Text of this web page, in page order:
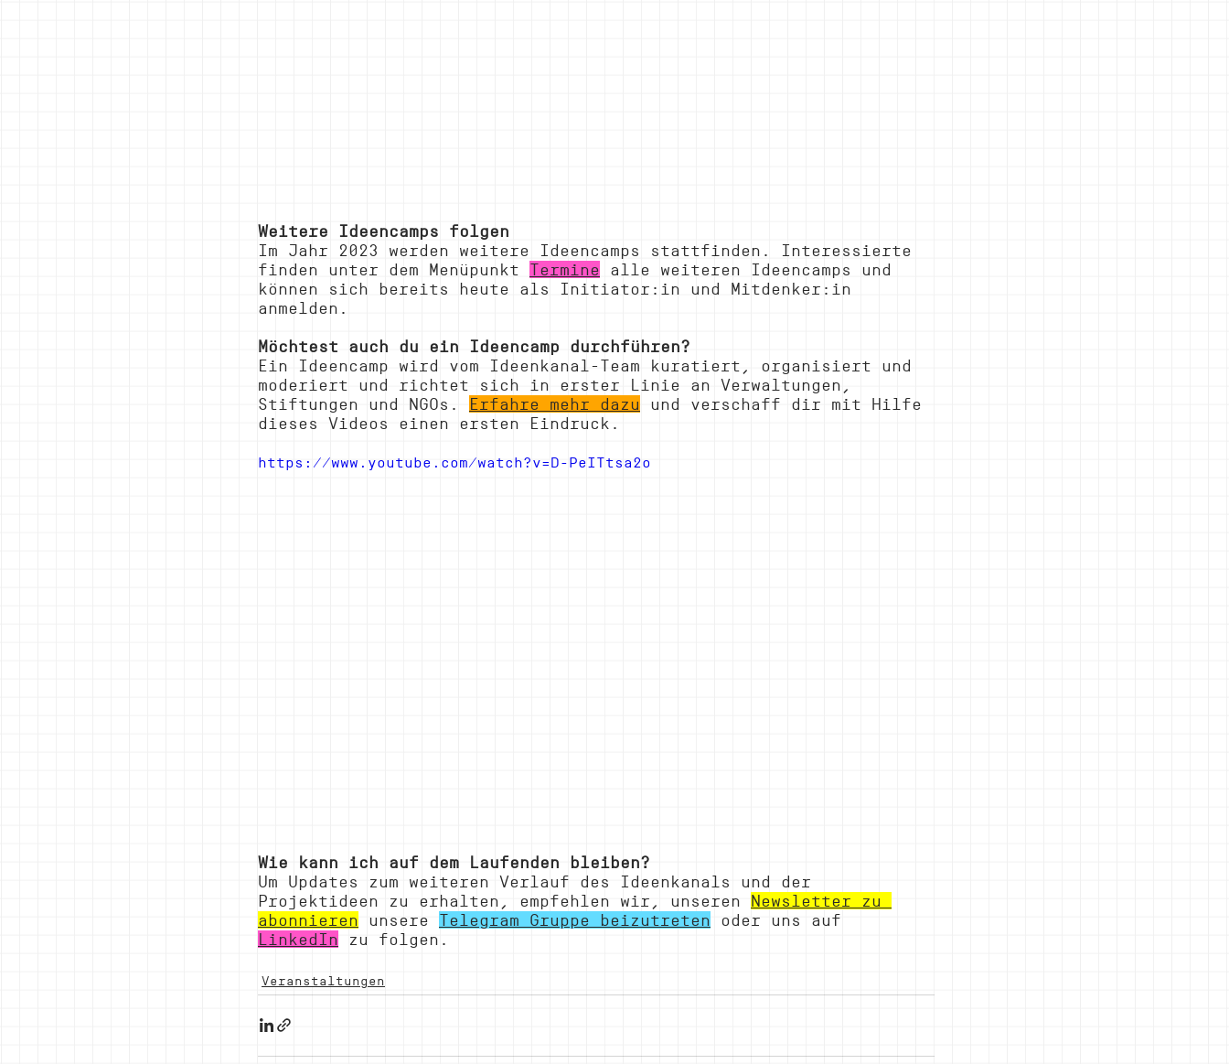
Weitere Ideencamps folgen
Im Jahr 2023 werden weitere Ideencamps stattfinden. Interessierte
finden unter dem Menüpunkt Termine alle weiteren Ideencamps und
können sich bereits heute als Initiator:in und Mitdenker:in
anmelden.
Möchtest auch du ein Ideencamp durchführen?
Ein Ideencamp wird vom Ideenkanal-Team kuratiert, organisiert und
moderiert und richtet sich in erster Linie an Verwaltungen,
Stiftungen und NGOs.
Erfahre mehr dazu
und verschaff dir mit Hilfe
dieses Videos einen ersten Eindruck.
https://www.youtube.com/watch?v=D-PeITtsa2o
Wie kann ich auf dem Laufenden bleiben?
Um Updates zum weiteren Verlauf des Ideenkanals und der
Projektideen zu erhalten, empfehlen wir, unseren Newsletter zu
abonnieren unsere Telegram Gruppe beizutreten oder uns auf
LinkedIn zu folgen.
Veranstaltungen